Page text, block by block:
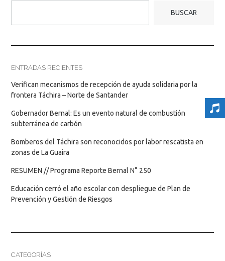
BUSCAR
ENTRADAS RECIENTES
Verifican mecanismos de recepción de ayuda solidaria por la
frontera Táchira – Norte de Santander
Gobernador Bernal: Es un evento natural de combustión
subterránea de carbón
Bomberos del Táchira son reconocidos por labor rescatista en
zonas de La Guaira
RESUMEN // Programa Reporte Bernal N° 250
Educación cerró el año escolar con despliegue de Plan de
Prevención y Gestión de Riesgos
CATEGORÍAS